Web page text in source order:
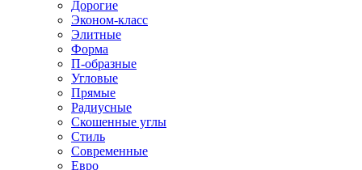
Дорогие
Эконом-класс
Элитные
Форма
П-образные
Угловые
Прямые
Радиусные
Скошенные углы
Стиль
Современные
Евро